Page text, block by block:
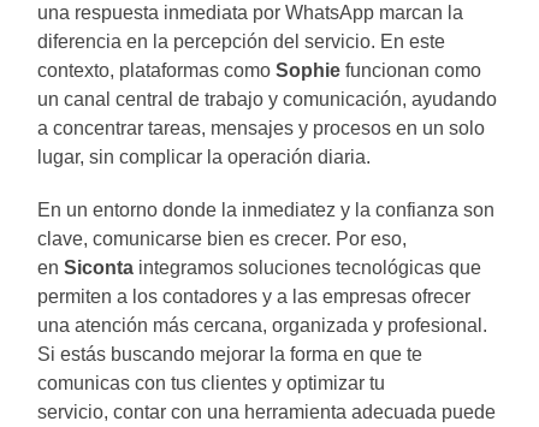
una respuesta inmediata por WhatsApp marcan la
diferencia en la percepción del servicio. En este
contexto, plataformas comoSophie funcionan como
un canal central de trabajo y comunicación, ayudando
a concentrar tareas, mensajes y procesos en un solo
lugar, sin complicar la operación diaria.
En un entorno donde la inmediatez y la confianza son
clave, comunicarse bien es crecer. Por eso,
enSiconta integramos soluciones tecnológicas que
permiten a los contadores y a las empresas ofrecer
una atención más cercana, organizada y profesional.
Si estás buscando mejorar la forma en que te
comunicas con tus clientes y optimizar tu
servicio, contar con una herramienta adecuada puede